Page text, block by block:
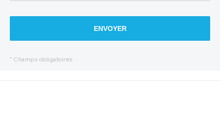
ENVOYER
* Champs obligatoires